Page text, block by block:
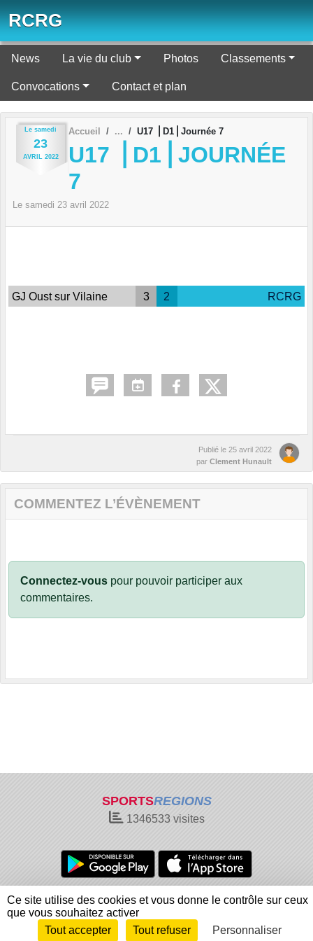
RCRG
News La vie du club Photos Classements
Convocations Contact et plan
Le samedi
23
AVRIL 2022
Accueil U17 ⎪D1⎪Journée 7
U17 ⎪D1⎪JOURNÉE
7
Le samedi 23 avril 2022
GJ Oust sur Vilaine 3 2 RCRG
Publié le 25 avril 2022
par Clement Hunault
COMMENTEZ L’ÉVÈNEMENT
Connectez-vous pour pouvoir participer aux
commentaires.
SPORTSREGIONS
1346533 visites
Charte cookies
Gestion des cookies
Informations légales
Signaler un contenu inapproprié
Envie de participer ?
Connexion
Ce site utilise des cookies et vous donne le contrôle sur ceux
que vous souhaitez activer
Tout accepter
Tout refuser Personnaliser